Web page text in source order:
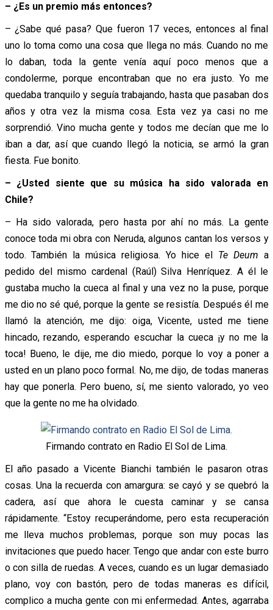
– ¿Es un premio más entonces?
– ¿Sabe qué pasa? Que fueron 17 veces, entonces al final
uno lo toma como una cosa que llega no más. Cuando no me
lo daban, toda la gente venía aquí poco menos que a
condolerme, porque encontraban que no era justo. Yo me
quedaba tranquilo y seguía trabajando, hasta que pasaban dos
años y otra vez la misma cosa. Esta vez ya casi no me
sorprendió. Vino mucha gente y todos me decían que me lo
iban a dar, así que cuando llegó la noticia, se armó la gran
fiesta. Fue bonito.
– ¿Usted siente que su música ha sido valorada en
Chile?
– Ha sido valorada, pero hasta por ahí no más. La gente
conoce toda mi obra con Neruda, algunos cantan los versos y
todo. También la música religiosa. Yo hice el Te Deum a
pedido del mismo cardenal (Raúl) Silva Henríquez. A él le
gustaba mucho la cueca al final y una vez no la puse, porque
me dio no sé qué, porque la gente se resistía. Después él me
llamó la atención, me dijo: oiga, Vicente, usted me tiene
hincado, rezando, esperando escuchar la cueca ¡y no me la
toca! Bueno, le dije, me dio miedo, porque lo voy a poner a
usted en un plano poco formal. No, me dijo, de todas maneras
hay que ponerla. Pero bueno, sí, me siento valorado, yo veo
que la gente no me ha olvidado.
Firmando contrato en Radio El Sol de Lima.
El año pasado a Vicente Bianchi también le pasaron otras
cosas. Una la recuerda con amargura: se cayó y se quebró la
cadera, así que ahora le cuesta caminar y se cansa
rápidamente. “Estoy recuperándome, pero esta recuperación
me lleva muchos problemas, porque son muy pocas las
invitaciones que puedo hacer. Tengo que andar con este burro
o con silla de ruedas. A veces, cuando es un lugar demasiado
plano, voy con bastón, pero de todas maneras es difícil,
complico a mucha gente con mi enfermedad. Antes, agarraba